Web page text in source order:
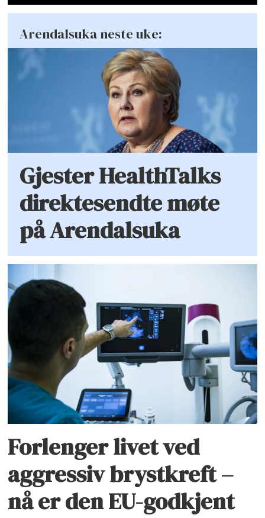
Arendalsuka neste uke:
Gjester HealthTalks
direktesendte møte
på Arendalsuka
Forlenger livet ved
aggressiv brystkreft –
nå er den EU-godkjent